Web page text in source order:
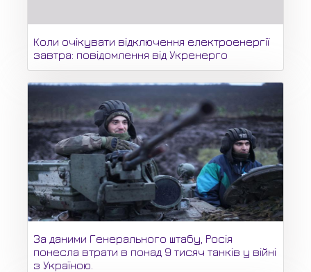
Коли очікувати відключення електроенергії
завтра: повідомлення від Укренерго
За даними Генерального штабу, Росія
понесла втрати в понад 9 тисяч танків у війні
з Україною.